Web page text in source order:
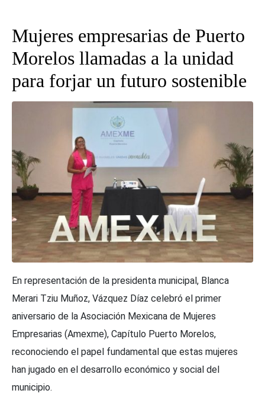
Mujeres empresarias de Puerto
Morelos llamadas a la unidad
para forjar un futuro sostenible
En representación de la presidenta municipal, Blanca
Merari Tziu Muñoz, Vázquez Díaz celebró el primer
aniversario de la Asociación Mexicana de Mujeres
Empresarias (Amexme), Capítulo Puerto Morelos,
reconociendo el papel fundamental que estas mujeres
han jugado en el desarrollo económico y social del
municipio.